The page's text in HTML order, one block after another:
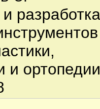
разработка
и